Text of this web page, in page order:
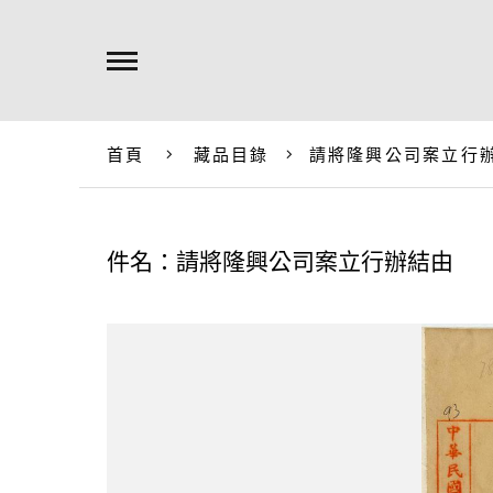
首頁 藏品目錄 請將隆興公司案立行
件名：請將隆興公司案立行辦結由